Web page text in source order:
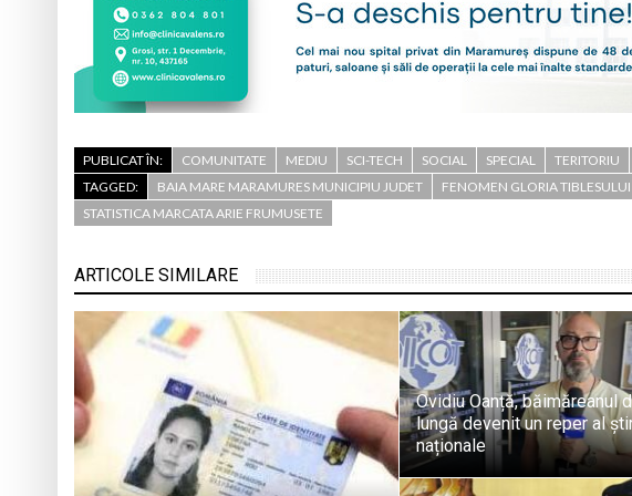
PUBLICAT ÎN: COMUNITATE MEDIU SCI-TECH SOCIAL SPECIAL TERITORIU
TAGGED:
BAIA MARE MARAMURES MUNICIPIU JUDET FENOMEN GLORIA TIBLESULUI
STATISTICA MARCATA ARIE FRUMUSETE
ARTICOLE SIMILARE
Ovidiu Oanță, băimăreanul
lungă devenit un reper al
naționale